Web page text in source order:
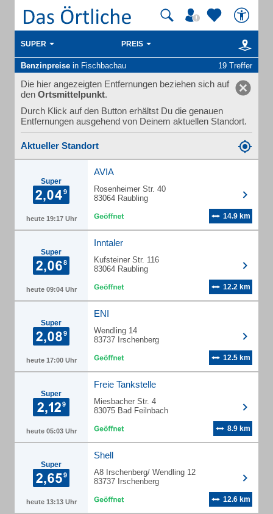
SUPER PREIS
Benzinpreise in Fischbachau 19 Treffer
Die hier angezeigten Entfernungen beziehen sich auf
den Ortsmittelpunkt.
Durch Klick auf den Button erhältst Du die genauen
Entfernungen ausgehend von Deinem aktuellen Standort.
Aktueller Standort
Super
heute 19:17 Uhr
AVIA
Rosenheimer Str. 40
83064 Raubling
14.9 km
Super
heute 09:04 Uhr
Inntaler
Kufsteiner Str. 116
83064 Raubling
12.2 km
Super
heute 17:00 Uhr
ENI
Wendling 14
83737 Irschenberg
12.5 km
Super
heute 05:03 Uhr
Freie Tankstelle
Miesbacher Str. 4
83075 Bad Feilnbach
8.9 km
Super
heute 13:13 Uhr
Shell
A8 Irschenberg/ Wendling 12
83737 Irschenberg
12.6 km